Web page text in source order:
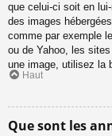
que celui-ci soit en
des images
comme par exemple
ou de Yahoo, les
une image, utilisez la
Haut
Que sont les